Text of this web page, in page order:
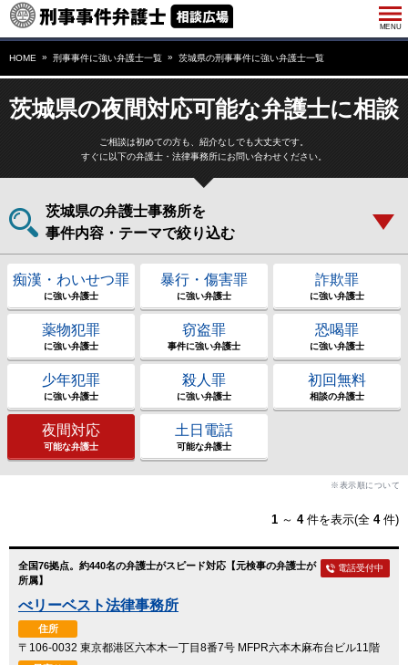
HOME 刑事事件に強い弁護士一覧 茨城県の刑事事件に強い弁護士一覧
茨城県の夜間対応可能な弁護士に相談
ご相談は初めての方も、紹介なしでも大丈夫です。
すぐに以下の弁護士・法律事務所にお問い合わせください。
茨城県の弁護士事務所を
事件内容・テーマで絞り込む
痴漢・わいせつ罪
に強い弁護士
暴行・傷害罪
に強い弁護士
詐欺罪
に強い弁護士
薬物犯罪
に強い弁護士
窃盗罪
事件に強い弁護士
恐喝罪
に強い弁護士
少年犯罪
に強い弁護士
殺人罪
に強い弁護士
初回無料
相談の弁護士
夜間対応
可能な弁護士
土日電話
可能な弁護士
※表示順について
1 ～ 4件を表示(全 4件)
全国76拠点。約440名の弁護士がスピード対応【元検事の弁護士が
所属】
べリーベスト法律事務所
住所
〒106-0032 東京都港区六本木一丁目8番7号 MFPR六本木麻布台ビル11階
電話受付中